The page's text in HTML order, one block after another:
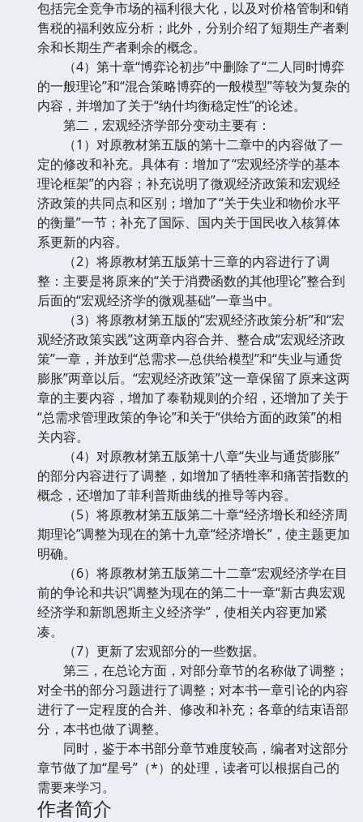
包括完全竞争市场的福利很大化，以及对价格管制和销
售税的福利效应分析；此外，分别介绍了短期生产者剩
余和长期生产者剩余的概念。
（4）第十章“博弈论初步”中删除了“二人同时博弈
的一般理论”和“混合策略博弈的一般模型”等较为复杂的
内容，并增加了关于“纳什均衡稳定性”的论述。
第二，宏观经济学部分变动主要有：
（1）对原教材第五版的第十二章中的内容做了一
定的修改和补充。具体有：增加了“宏观经济学的基本
理论框架”的内容；补充说明了微观经济政策和宏观经
济政策的共同点和区别；增加了“关于失业和物价水平
的衡量”一节；补充了国际、国内关于国民收入核算体
系更新的内容。
（2）将原教材第五版第十三章的内容进行了调
整：主要是将原来的“关于消费函数的其他理论”整合到
后面的“宏观经济学的微观基础”一章当中。
（3）将原教材第五版的“宏观经济政策分析”和“宏
观经济政策实践”这两章内容合并、整合成“宏观经济政
策”一章，并放到“总需求—总供给模型”和“失业与通货
膨胀”两章以后。“宏观经济政策”这一章保留了原来这两
章的主要内容，增加了泰勒规则的介绍，还增加了关于
“总需求管理政策的争论”和关于“供给方面的政策”的相
关内容。
（4）对原教材第五版第十八章“失业与通货膨胀”
的部分内容进行了调整，如增加了牺牲率和痛苦指数的
概念，还增加了菲利普斯曲线的推导等内容。
（5）将原教材第五版第二十章“经济增长和经济周
期理论”调整为现在的第十九章“经济增长”，使主题更加
明确。
（6）将原教材第五版第二十二章“宏观经济学在目
前的争论和共识”调整为现在的第二十一章“新古典宏观
经济学和新凯恩斯主义经济学”，使相关内容更加紧
凑。
（7）更新了宏观部分的一些数据。
第三，在总论方面，对部分章节的名称做了调整；
对全书的部分习题进行了调整；对本书一章引论的内容
进行了一定程度的合并、修改和补充；各章的结束语部
分，本书也做了调整。
同时，鉴于本书部分章节难度较高，编者对这部分
章节做了加“星号”（*）的处理，读者可以根据自己的
需要来学习。
作者简介